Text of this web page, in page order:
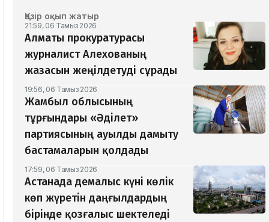
Қазір оқып жатыр
21:59, 06 Тамыз 2026
Алматы прокуратурасы
журналист Алехованың
жазасын жеңілдетуді сұрады
19:56, 06 Тамыз 2026
Жамбыл облысының
тұрғындары «Әділет»
партиясының ауылды дамыту
бастамаларын қолдады
17:59, 06 Тамыз 2026
Астанада демалыс күні көлік
көп жүретін даңғылдардың
бірінде қозғалыс шектеледі